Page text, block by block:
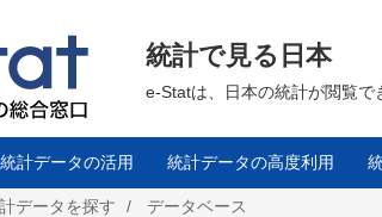
統計で見る日本
e-Statは、日本の統計が閲覧
統計データの活用 統計データの高度利用
データを探す データベース